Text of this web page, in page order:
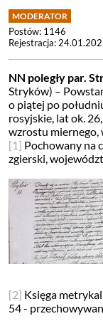
Postów: 1146
Rejestracja:
NN poległy par.
Stryków) –
o piątej po
rosyjskie, lat ok.
wzrostu miernego,
[1] Pochowany na
zgierski,
[2] Księga
54 -